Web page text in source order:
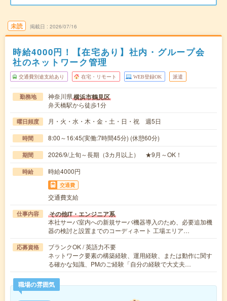
未読 掲載日 2026/07/16
時給4000円！【在宅あり】社内・グループ会
社のネットワーク管理
交通費別途支給あり 在宅・リモート WEB登録OK 派遣
勤務地 神奈川県横浜市鶴見区
弁天橋駅から徒歩1分
曜日頻度 月・火・水・木・金・土・日・祝 週5日
時間 8:00～16:45(実働:7時間45分) (休憩60分)
期間 2026/9/上旬～長期（3カ月以上） ★9月～OK！
時給 時給4000円
交通費
交通費支給
仕事内容 その他IT・エンジニア系
本社サーバ室内への新規サーバ機器導入のため、必要追加機
器の検討と設置までのコーディネート 工場エリア…
応募資格
ブランクOK / 英語力不要
ネットワーク要素の構築経験、運用経験、または動作に関す
る確かな知識、PMのご経験「自分の経験で大丈夫…
職場の雰囲気